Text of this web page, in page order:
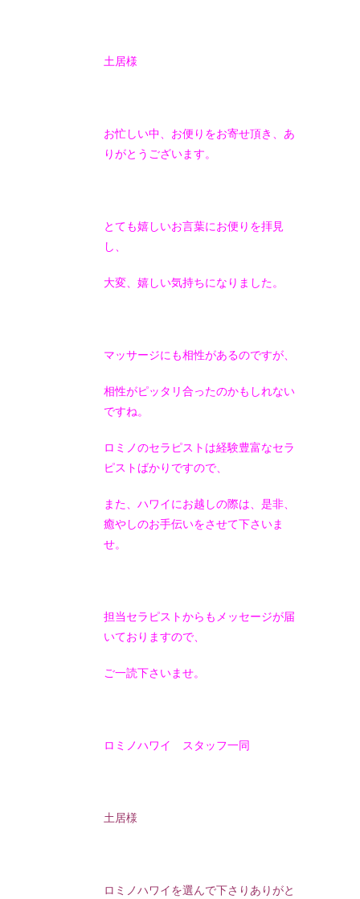
土居様
お忙しい中、お便りをお寄せ頂き、あ
りがとうございます。
とても嬉しいお言葉にお便りを拝見
し、
大変、嬉しい気持ちになりました。
マッサージにも相性があるのですが、
相性がピッタリ合ったのかもしれない
ですね。
ロミノのセラピストは経験豊富なセラ
ピストばかりですので、
また、ハワイにお越しの際は、是非、
癒やしのお手伝いをさせて下さいま
せ。
担当セラピストからもメッセージが届
いておりますので、
ご一読下さいませ。
ロミノハワイ スタッフ一同
土居様
ロミノハワイを選んで下さりありがと